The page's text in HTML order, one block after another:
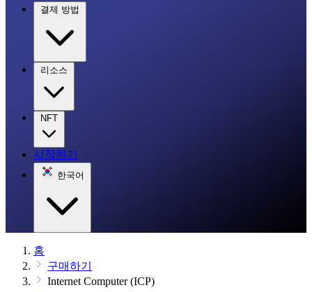
결제 방법
리소스
NFT
시작하기
한국어
홈
구매하기
Internet Computer (ICP)